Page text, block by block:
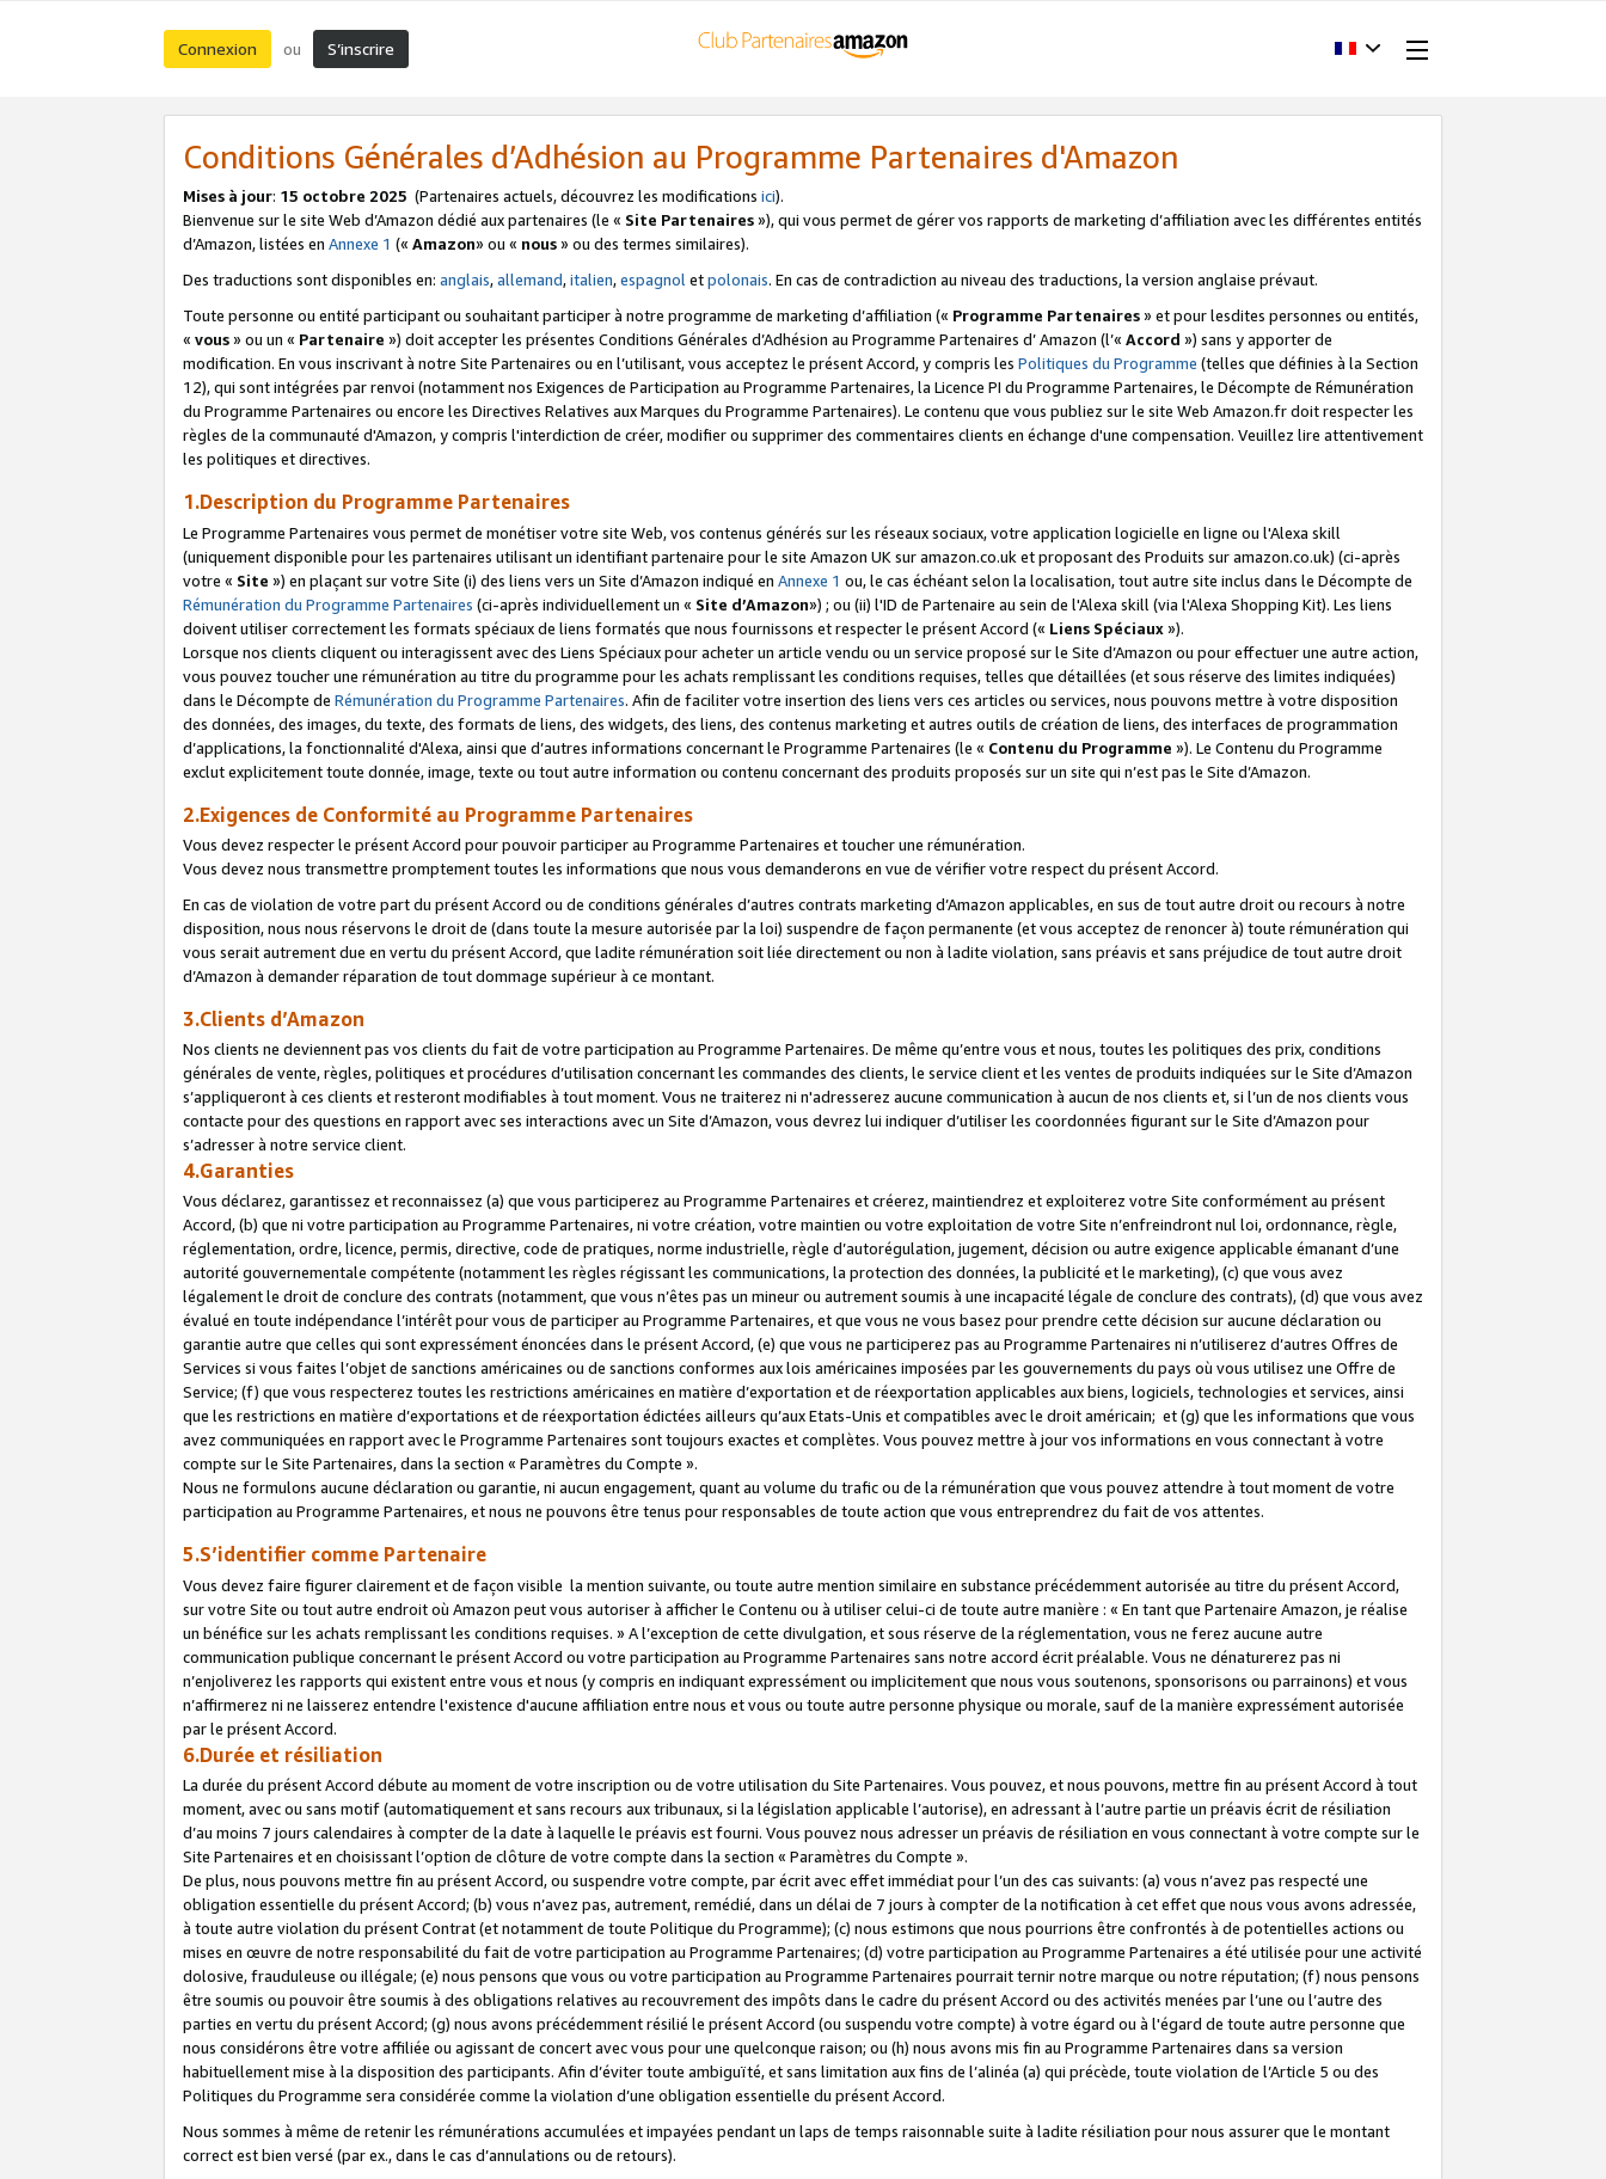
Connexion ou S’inscrire
Conditions Générales d’Adhésion au Programme Partenaires d'Amazon
Mises à jour: 15 octobre 2025 (Partenaires actuels, découvrez les modifications ici).
Bienvenue sur le site Web d’Amazon dédié aux partenaires (le « Site Partenaires»), qui vous permet de gérer vos rapports de marketing d’affiliation avec les différentes entités
d’Amazon, listées en Annexe 1 (« Amazon» ou « nous» ou des termes similaires).
Des traductions sont disponibles en: anglais,allemand,italien,espagnoletpolonais. En cas de contradiction au niveau des traductions, la version anglaise prévaut.
Toute personne ou entité participant ou souhaitant participer à notre programme de marketing d’affiliation (« Programme Partenaires» et pour lesdites personnes ou entités,
« vous» ou un « Partenaire ») doit accepter les présentes Conditions Générales d’Adhésion au Programme Partenaires d’ Amazon (l’« Accord ») sans y apporter de
modification. En vous inscrivant à notre Site Partenaires ou en l’utilisant, vous acceptez le présent Accord, y compris les Politiques du Programme (telles que définies à la Section
12), qui sont intégrées par renvoi (notamment nos Exigences de Participation au Programme Partenaires, la Licence PI du Programme Partenaires, le Décompte de Rémunération
du Programme Partenaires ou encore les Directives Relatives aux Marques du Programme Partenaires). Le contenu que vous publiez sur le site Web Amazon.fr doit respecter les
règles de la communauté d'Amazon, y compris l'interdiction de créer, modifier ou supprimer des commentaires clients en échange d'une compensation. Veuillez lire attentivement
les politiques et directives.
1.Description du Programme Partenaires
Le Programme Partenaires vous permet de monétiser votre site Web, vos contenus générés sur les réseaux sociaux, votre application logicielle en ligne ou l'Alexa skill
(uniquement disponible pour les partenaires utilisant un identifiant partenaire pour le site Amazon UK sur amazon.co.uk et proposant des Produits sur amazon.co.uk) (ci-après
votre « Site ») en plaçant sur votre Site (i) des liens vers un Site d’Amazon indiqué en Annexe 1 ou, le cas échéant selon la localisation, tout autre site inclus dans le Décompte de
Rémunération du Programme Partenaires (ci-après individuellement un « Site d’Amazon») ; ou (ii) l'ID de Partenaire au sein de l'Alexa skill (via l'Alexa Shopping Kit). Les liens
doivent utiliser correctement les formats spéciaux de liens formatés que nous fournissons et respecter le présent Accord (« Liens Spéciaux»).
Lorsque nos clients cliquent ou interagissent avec des Liens Spéciaux pour acheter un article vendu ou un service proposé sur le Site d’Amazon ou pour effectuer une autre action,
vous pouvez toucher une rémunération au titre du programme pour les achats remplissant les conditions requises, telles que détaillées (et sous réserve des limites indiquées)
dans le Décompte de Rémunération du Programme Partenaires. Afin de faciliter votre insertion des liens vers ces articles ou services, nous pouvons mettre à votre disposition
des données, des images, du texte, des formats de liens, des widgets, des liens, des contenus marketing et autres outils de création de liens, des interfaces de programmation
d’applications, la fonctionnalité d'Alexa, ainsi que d’autres informations concernant le Programme Partenaires (le « Contenu du Programme »). Le Contenu du Programme
exclut explicitement toute donnée, image, texte ou tout autre information ou contenu concernant des produits proposés sur un site qui n’est pas le Site d’Amazon.
2.Exigences de Conformité au Programme Partenaires
Vous devez respecter le présent Accord pour pouvoir participer au Programme Partenaires et toucher une rémunération.
Vous devez nous transmettre promptement toutes les informations que nous vous demanderons en vue de vérifier votre respect du présent Accord.
En cas de violation de votre part du présent Accord ou de conditions générales d’autres contrats marketing d’Amazon applicables, en sus de tout autre droit ou recours à notre
disposition, nous nous réservons le droit de (dans toute la mesure autorisée par la loi) suspendre de façon permanente (et vous acceptez de renoncer à) toute rémunération qui
vous serait autrement due en vertu du présent Accord, que ladite rémunération soit liée directement ou non à ladite violation, sans préavis et sans préjudice de tout autre droit
d’Amazon à demander réparation de tout dommage supérieur à ce montant.
3.Clients d’Amazon
Nos clients ne deviennent pas vos clients du fait de votre participation au Programme Partenaires. De même qu’entre vous et nous, toutes les politiques des prix, conditions
générales de vente, règles, politiques et procédures d’utilisation concernant les commandes des clients, le service client et les ventes de produits indiquées sur le Site d’Amazon
s’appliqueront à ces clients et resteront modifiables à tout moment. Vous ne traiterez ni n'adresserez aucune communication à aucun de nos clients et, si l’un de nos clients vous
contacte pour des questions en rapport avec ses interactions avec un Site d’Amazon, vous devrez lui indiquer d’utiliser les coordonnées figurant sur le Site d’Amazon pour
s’adresser à notre service client.
4.Garanties
Vous déclarez, garantissez et reconnaissez (a) que vous participerez au Programme Partenaires et créerez, maintiendrez et exploiterez votre Site conformément au présent
Accord, (b) que ni votre participation au Programme Partenaires, ni votre création, votre maintien ou votre exploitation de votre Site n’enfreindront nul loi, ordonnance, règle,
réglementation, ordre, licence, permis, directive, code de pratiques, norme industrielle, règle d’autorégulation, jugement, décision ou autre exigence applicable émanant d’une
autorité gouvernementale compétente (notamment les règles régissant les communications, la protection des données, la publicité et le marketing), (c) que vous avez
légalement le droit de conclure des contrats (notamment, que vous n’êtes pas un mineur ou autrement soumis à une incapacité légale de conclure des contrats), (d) que vous avez
évalué en toute indépendance l’intérêt pour vous de participer au Programme Partenaires, et que vous ne vous basez pour prendre cette décision sur aucune déclaration ou
garantie autre que celles qui sont expressément énoncées dans le présent Accord, (e) que vous ne participerez pas au Programme Partenaires ni n’utiliserez d’autres Offres de
Services si vous faites l’objet de sanctions américaines ou de sanctions conformes aux lois américaines imposées par les gouvernements du pays où vous utilisez une Offre de
Service; (f) que vous respecterez toutes les restrictions américaines en matière d’exportation et de réexportation applicables aux biens, logiciels, technologies et services, ainsi
que les restrictions en matière d’exportations et de réexportation édictées ailleurs qu’aux Etats-Unis et compatibles avec le droit américain; et (g) que les informations que vous
avez communiquées en rapport avec le Programme Partenaires sont toujours exactes et complètes. Vous pouvez mettre à jour vos informations en vous connectant à votre
compte sur le Site Partenaires, dans la section « Paramètres du Compte ».
Nous ne formulons aucune déclaration ou garantie, ni aucun engagement, quant au volume du trafic ou de la rémunération que vous pouvez attendre à tout moment de votre
participation au Programme Partenaires, et nous ne pouvons être tenus pour responsables de toute action que vous entreprendrez du fait de vos attentes.
5.S’identifier comme Partenaire
Vous devez faire figurer clairement et de façon visible la mention suivante, ou toute autre mention similaire en substance précédemment autorisée au titre du présent Accord,
sur votre Site ou tout autre endroit où Amazon peut vous autoriser à afficher le Contenu ou à utiliser celui-ci de toute autre manière : « En tant que Partenaire Amazon, je réalise
un bénéfice sur les achats remplissant les conditions requises. » A l’exception de cette divulgation, et sous réserve de la réglementation, vous ne ferez aucune autre
communication publique concernant le présent Accord ou votre participation au Programme Partenaires sans notre accord écrit préalable. Vous ne dénaturerez pas ni
n’enjoliverez les rapports qui existent entre vous et nous (y compris en indiquant expressément ou implicitement que nous vous soutenons, sponsorisons ou parrainons) et vous
n’affirmerez ni ne laisserez entendre l'existence d'aucune affiliation entre nous et vous ou toute autre personne physique ou morale, sauf de la manière expressément autorisée
par le présent Accord.
6.Durée et résiliation
La durée du présent Accord débute au moment de votre inscription ou de votre utilisation du Site Partenaires. Vous pouvez, et nous pouvons, mettre fin au présent Accord à tout
moment, avec ou sans motif (automatiquement et sans recours aux tribunaux, si la législation applicable l’autorise), en adressant à l’autre partie un préavis écrit de résiliation
d’au moins 7 jours calendaires à compter de la date à laquelle le préavis est fourni. Vous pouvez nous adresser un préavis de résiliation en vous connectant à votre compte sur le
Site Partenaires et en choisissant l’option de clôture de votre compte dans la section « Paramètres du Compte ».
De plus, nous pouvons mettre fin au présent Accord, ou suspendre votre compte, par écrit avec effet immédiat pour l’un des cas suivants: (a) vous n’avez pas respecté une
obligation essentielle du présent Accord; (b) vous n’avez pas, autrement, remédié, dans un délai de 7 jours à compter de la notification à cet effet que nous vous avons adressée,
à toute autre violation du présent Contrat (et notamment de toute Politique du Programme); (c) nous estimons que nous pourrions être confrontés à de potentielles actions ou
mises en œuvre de notre responsabilité du fait de votre participation au Programme Partenaires; (d) votre participation au Programme Partenaires a été utilisée pour une activité
dolosive, frauduleuse ou illégale; (e) nous pensons que vous ou votre participation au Programme Partenaires pourrait ternir notre marque ou notre réputation; (f) nous pensons
être soumis ou pouvoir être soumis à des obligations relatives au recouvrement des impôts dans le cadre du présent Accord ou des activités menées par l’une ou l’autre des
parties en vertu du présent Accord; (g) nous avons précédemment résilié le présent Accord (ou suspendu votre compte) à votre égard ou à l'égard de toute autre personne que
nous considérons être votre affiliée ou agissant de concert avec vous pour une quelconque raison; ou (h) nous avons mis fin au Programme Partenaires dans sa version
habituellement mise à la disposition des participants. Afin d’éviter toute ambiguïté, et sans limitation aux fins de l’alinéa (a) qui précède, toute violation de l’Article 5 ou des
Politiques du Programme sera considérée comme la violation d’une obligation essentielle du présent Accord.
Nous sommes à même de retenir les rémunérations accumulées et impayées pendant un laps de temps raisonnable suite à ladite résiliation pour nous assurer que le montant
correct est bien versé (par ex., dans le cas d’annulations ou de retours).